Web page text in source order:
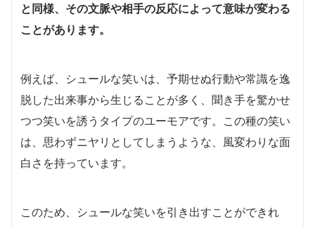
と同様、その文脈や相手の反応によって意味が変わる
ことがあります。
例えば、シュールな笑いは、予期せぬ行動や常識を逸
脱した出来事から生じることが多く、聞き手を驚かせ
つつ笑いを誘うタイプのユーモアです。この種の笑い
は、思わずニヤリとしてしまうような、風変わりな面
白さを持っています。
このため、シュールな笑いを引き出すことができれ